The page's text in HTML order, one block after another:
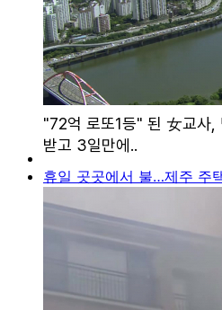
휴일 곳곳에서 불…제주 주